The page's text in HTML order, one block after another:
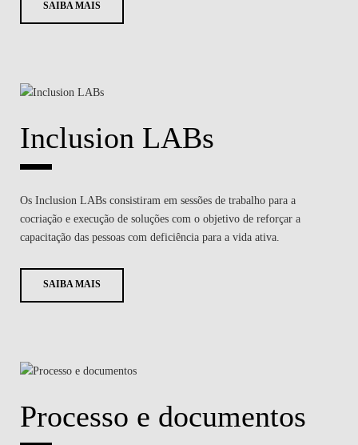
SAIBA MAIS
Inclusion LABs
Os Inclusion LABs consistiram em sessões de trabalho para a
cocriação e execução de soluções com o objetivo de reforçar a
capacitação das pessoas com deficiência para a vida ativa.
SAIBA MAIS
Processo e documentos